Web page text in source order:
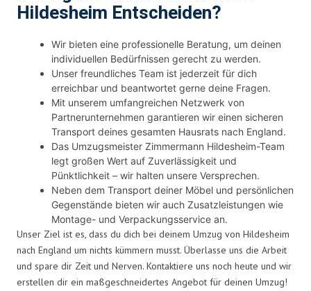
Hildesheim Entscheiden?
Wir bieten eine professionelle Beratung, um deinen
individuellen Bedürfnissen gerecht zu werden.
Unser freundliches Team ist jederzeit für dich
erreichbar und beantwortet gerne deine Fragen.
Mit unserem umfangreichen Netzwerk von
Partnerunternehmen garantieren wir einen sicheren
Transport deines gesamten Hausrats nach England.
Das Umzugsmeister Zimmermann Hildesheim-Team
legt großen Wert auf Zuverlässigkeit und
Pünktlichkeit – wir halten unsere Versprechen.
Neben dem Transport deiner Möbel und persönlichen
Gegenstände bieten wir auch Zusatzleistungen wie
Montage- und Verpackungsservice an.
Unser Ziel ist es, dass du dich bei deinem Umzug von Hildesheim
nach England um nichts kümmern musst. Überlasse uns die Arbeit
und spare dir Zeit und Nerven. Kontaktiere uns noch heute und wir
erstellen dir ein maßgeschneidertes Angebot für deinen Umzug!